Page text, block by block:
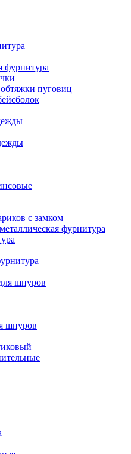
фурнитура
пуговиц
с замком
фурнитура
шнуров
шнуров